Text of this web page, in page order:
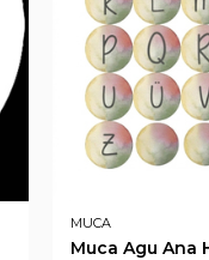
MUCA
Muca Agu Ana